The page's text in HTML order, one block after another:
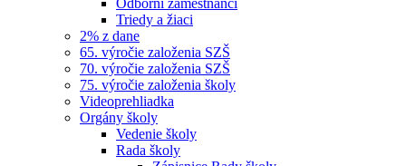
Odborní zamestnanci
Triedy a žiaci
2% z dane
65. výročie založenia SZŠ
70. výročie založenia SZŠ
75. výročie založenia školy
Videoprehliadka
Orgány školy
Vedenie školy
Rada školy